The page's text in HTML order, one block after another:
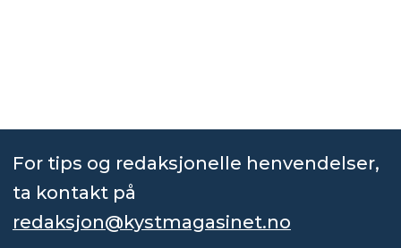
For tips og redaksjonelle henvendelser,
ta kontakt på
redaksjon@kystmagasinet.no